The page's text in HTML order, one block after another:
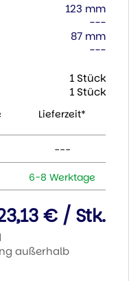
123 mm
---
87 mm
---
1 Stück
1 Stück
Lieferzeit*
---
6-8 Werktage
€ / Stk.
außerhalb